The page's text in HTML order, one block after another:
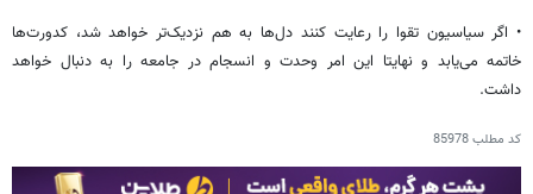
• اگر سیاسیون تقوا را رعایت کنند دل‌ها به هم نزدیک‌تر خواهد شد، کدورت‌ها
خاتمه می‌یابد و نهایتا این امر وحدت و انسجام در جامعه را به دنبال خواهد
داشت.
کد مطلب85978